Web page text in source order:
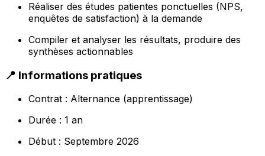
Réaliser des études patientes ponctuelles (NPS,
enquêtes de satisfaction) à la demande
Compiler et analyser les résultats, produire des
synthèses actionnables
📍 Informations pratiques
Contrat : Alternance (apprentissage)
Durée : 1 an
Début : Septembre 2026